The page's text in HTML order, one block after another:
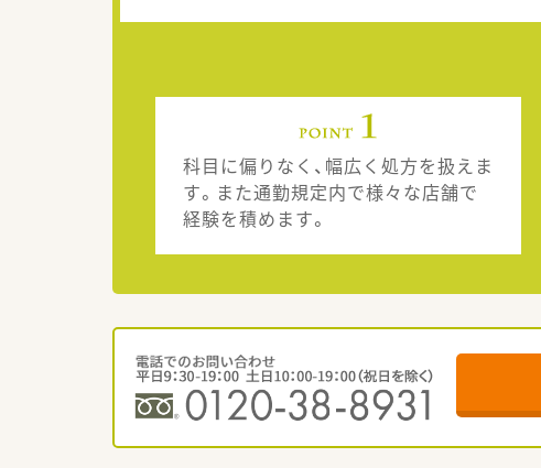
科目に偏りなく、幅広く処方を扱えま
す。また通勤規定内で様々な店舗で
経験を積めます。